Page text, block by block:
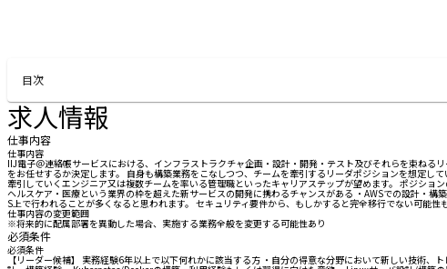
目次
求人情報
仕事内容
仕事内容
IIJ電子＠連絡帳サービスにおける、インフラストラクチャ企画・設計・開発・テスト及びそれらを束ね
をお任せするか決定します。 自身も構築業務をこなしつつ、チームを牽引するリーダポジションを想定
牽引していくエンジニア又は複数チームを率いる管理職といったキャリアステップが望めます。 ポジシ
ヘルスケア・医療という業界の枠を超えた新サービスの開発に携わるチャンスがある ・AWSでの設計・
S上で行われることが多くなると思われます。 セキュリティ要件から、もしかすると完全移行でない可能
仕事内容の変更範囲
※将来的に配属部署を異動した場合、実施する業務全般を変更する可能性あり
必須条件
必須条件
【リーダー候補】 実務経験6年以上で以下何れかに該当する方 ・自分の得意な分野において新しい技術